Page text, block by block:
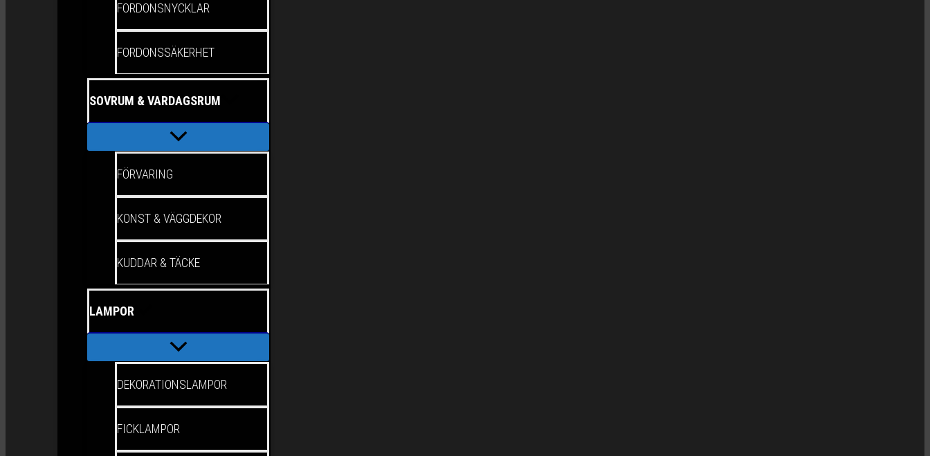
FORDONSNYCKLAR
FORDONSSÄKERHET
SOVRUM & VARDAGSRUM
FÖRVARING
KONST & VÄGGDEKOR
KUDDAR & TÄCKE
LAMPOR
DEKORATIONSLAMPOR
FICKLAMPOR